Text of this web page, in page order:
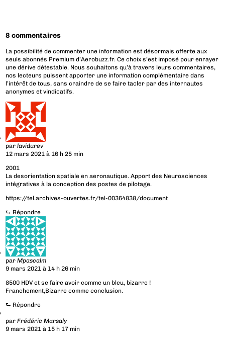
8 commentaires
La possibilité de commenter une information est désormais offerte aux
seuls abonnés Premium d’Aerobuzz.fr. Ce choix s’est imposé pour enrayer
une dérive détestable. Nous souhaitons qu’à travers leurs commentaires,
nos lecteurs puissent apporter une information complémentaire dans
l’intérêt de tous, sans craindre de se faire tacler par des internautes
anonymes et vindicatifs.
parlavidurev
12 mars 2021 à 16 h 25 min
2001
La desorientation spatiale en aeronautique. Apport des Neurosciences
intégratives à la conception des postes de pilotage.
https://tel.archives-ouvertes.fr/tel-00364838/document
⮑ Répondre
parMpascalm
9 mars 2021 à 14 h 26 min
8500 HDV et se faire avoir comme un bleu, bizarre !
Franchement,Bizarre comme conclusion.
⮑ Répondre
parFrédéric Marsaly
9 mars 2021 à 15 h 17 min